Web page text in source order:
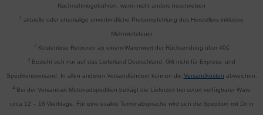
Nachnahmegebühren, wenn nicht anders beschrieben
aktuelle oder ehemalige unverbindliche Preisempfehlung des Herstellers inklusive
Mehrwertsteuer
2Kostenlose Retouren ab einem Warenwert der Rücksendung über 40€
3 Bezieht sich nur auf das Lieferland Deutschland. Gilt nicht für Express- und
Speditionsversand. In allen anderen Versandländern können die Versandkosten abweichen.
4 Bei der Versandart Motorradspedition beträgt die Lieferzeit bei sofort verfügbarer Ware
circa 12 – 18 Werktage. Für eine exakte Terminabsprache wird sich die Spedition mit Dir in